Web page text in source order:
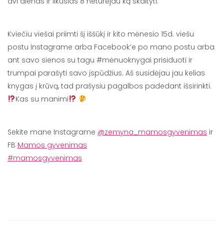
Kviečiu viešai priimti šį iššūkį ir kito mėnesio 15d. viešu
postu Instagrame arba Facebook’e po mano postu arba
ant savo sienos su tagu #mėnuoknygai prisiduoti ir
trumpai parašyti savo įspūdžius. Aš susidėjau jau kelias
knygas į krūvą, tad prašysiu pagalbos padedant išsirinkti.
Kas su manimi
Sekite mane Instagrame @zemyna_mamosgyvenimas ir
FB Mamos gyvenimas
#mamosgyvenimas